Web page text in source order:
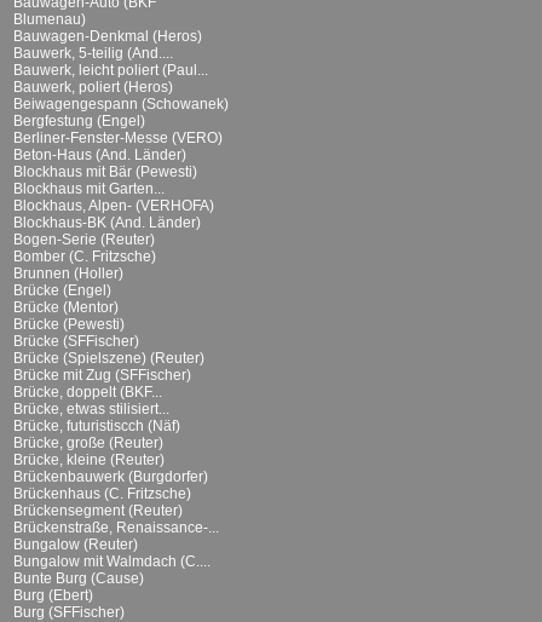
Blumenau)
Bauwagen-Denkmal (Heros)
Bauwerk, 5-teilig (And....
Bauwerk, leicht poliert (Paul...
Bauwerk, poliert (Heros)
Beiwagengespann (Schowanek)
Bergfestung (Engel)
Berliner-Fenster-Messe (VERO)
Beton-Haus (And. Länder)
Blockhaus mit Bär (Pewesti)
Blockhaus mit Garten...
Blockhaus, Alpen- (VERHOFA)
Blockhaus-BK (And. Länder)
Bogen-Serie (Reuter)
Bomber (C. Fritzsche)
Brunnen (Holler)
Brücke (Engel)
Brücke (Mentor)
Brücke (Pewesti)
Brücke (SFFischer)
Brücke (Spielszene) (Reuter)
Brücke mit Zug (SFFischer)
Brücke, doppelt (BKF...
Brücke, etwas stilisiert...
Brücke, futuristiscch (Näf)
Brücke, große (Reuter)
Brücke, kleine (Reuter)
Brückenbauwerk (Burgdorfer)
Brückenhaus (C. Fritzsche)
Brückensegment (Reuter)
Brückenstraße, Renaissance-...
Bungalow (Reuter)
Bungalow mit Walmdach (C....
Bunte Burg (Cause)
Burg (Ebert)
Burg (SFFischer)